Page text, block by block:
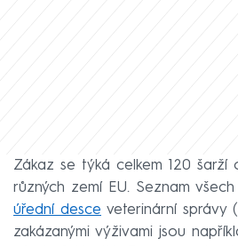
Zákaz se týká celkem 120 šarží
různých zemí EU. Seznam
úřední desce veterinární správy
zakázanými výživami jsou